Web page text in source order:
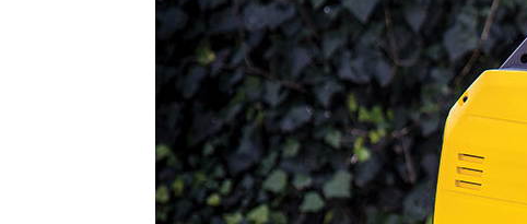
チャンピオン・プロパワー
発電機3300
4500
Inverter